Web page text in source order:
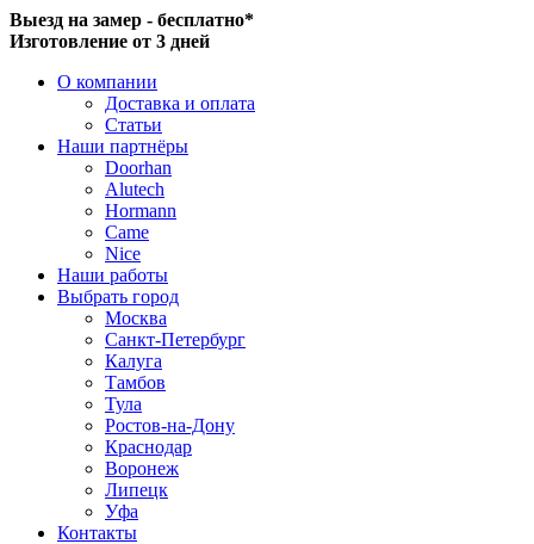
Выезд на замер - бесплатно*
Изготовление от 3 дней
О компании
Доставка и оплата
Статьи
Наши партнёры
Doorhan
Alutech
Hormann
Came
Nice
Наши работы
Выбрать город
Москва
Санкт-Петербург
Калуга
Тамбов
Тула
Ростов-на-Дону
Краснодар
Воронеж
Липецк
Уфа
Контакты